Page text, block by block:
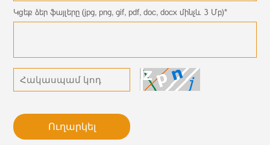
Կցեք ձեր ֆայլերը (jpg, png, gif, pdf, doc, docx մինչև 3 Մբ)*
Ուղարկել